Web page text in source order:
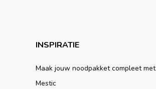
INSPIRATIE
Maak jouw noodpakket compleet met
Mestic